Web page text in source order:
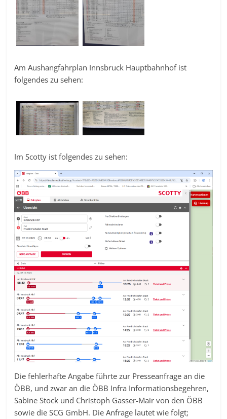
Am Aushangfahrplan Innsbruck Hauptbahnhof ist
folgendes zu sehen:
Im Scotty ist folgendes zu sehen:
Die fehlerhafte Angabe führte zur Presseanfrage an die
ÖBB, und zwar an die ÖBB Infra Informationsbegehren,
Sabine Stock und Christoph Gasser-Mair von den ÖBB
sowie die SCG GmbH. Die Anfrage lautet wie folgt;